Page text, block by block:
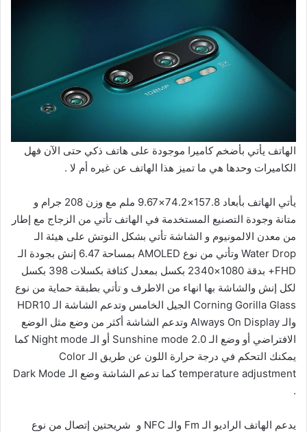
الهاتف يأتي بأضخم كاميرا موجودة على هاتف ذكي حتى الآن فهل
الكاميرات وحدها هي ما تميز هذا الهاتف عن غيره أم لا .
يأتي الهاتف بأبعاد 157.8×74.2×9.67 ملم مع وزن 208 جرام و
متانة وجودة التصنيع المستخدمة في الهاتف تأتي من الزجاج مع إطار
من معدن الالمونيوم و الشاشة تأتي بشكل النوتش على هيئة الـ
Water Drop وتأتي من نوع AMOLED بمساحة 6.47 إنش بجودة الـ
FHD+ بدقة 1080×2340 بكسل بمعدل كثافة بكسلات 398 بكسل
لكل إنش والشاشة بها انهاء من الاطرف و تأتي بطبقة حماية من نوع
Corning Gorilla Glass الجيل الخامس وتدعم الشاشة الـ HDR10
والـ Always On Display وتدعم الشاشة أكثر من وضع مثل الوضع
الافتراضي أو وضع الـ Sunshine mode 2.0 أو الـ Night mode كما
يمكنك التحكم في درجة حرارة اللون عن طريق الـ Color
temperature adjustment كما تدعم الشاشة وضع الـ Dark Mode
.
يدعم الهاتف الراديو الـ Fm والـ NFC و شريحتين إتصال من نوع